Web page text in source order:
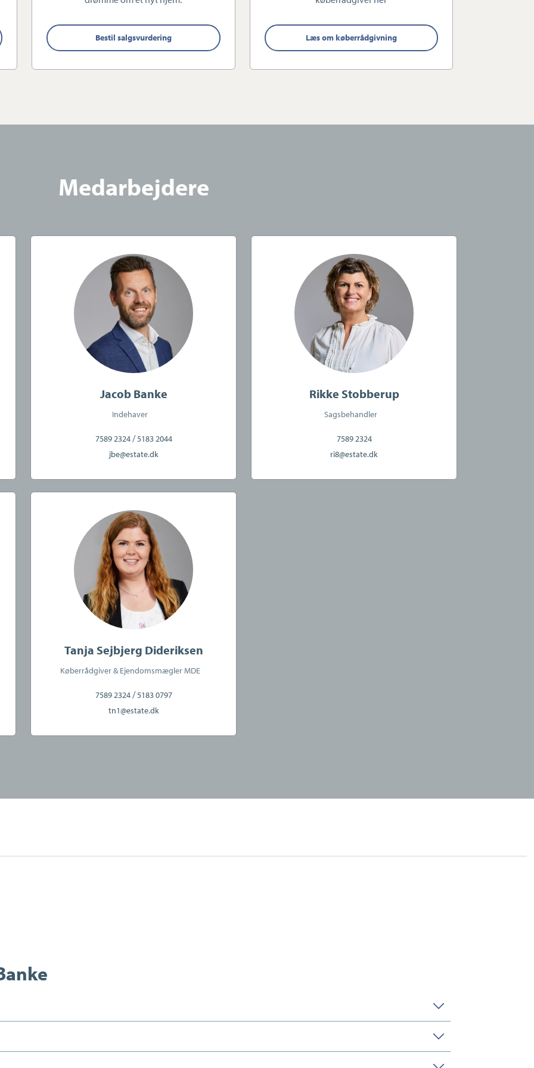
overblik, så du kan træffe de rigtige beslutninger på
blandt andet:
samt alle juridiske dokumenter
af skøde, refusionsopgørelse mm.
salgsvurdering
og garantistillelse hos HDI Global
København K. Telefon: 3336 9696.
af ejendomme beliggende i Danmark fra kontorer
Bestil salgsvurdering Læs om køberrådgivning
Medarbejdere
Jacob Banke
Indehaver
7589 2324/5183 2044
jbe@estate.dk
Rikke Stobberup
Sagsbehandler
7589 2324
ri8@estate.dk
Tanja Sejbjerg Dideriksen
Køberrådgiver & Ejendomsmægler MDE
7589 2324/5183 0797
tn1@estate.dk